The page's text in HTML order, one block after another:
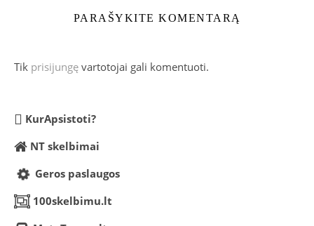
PARAŠYKITE KOMENTARĄ
Tik prisijungę vartotojai gali komentuoti.
KurApsistoti?
NT skelbimai
Geros paslaugos
100skelbimu.lt